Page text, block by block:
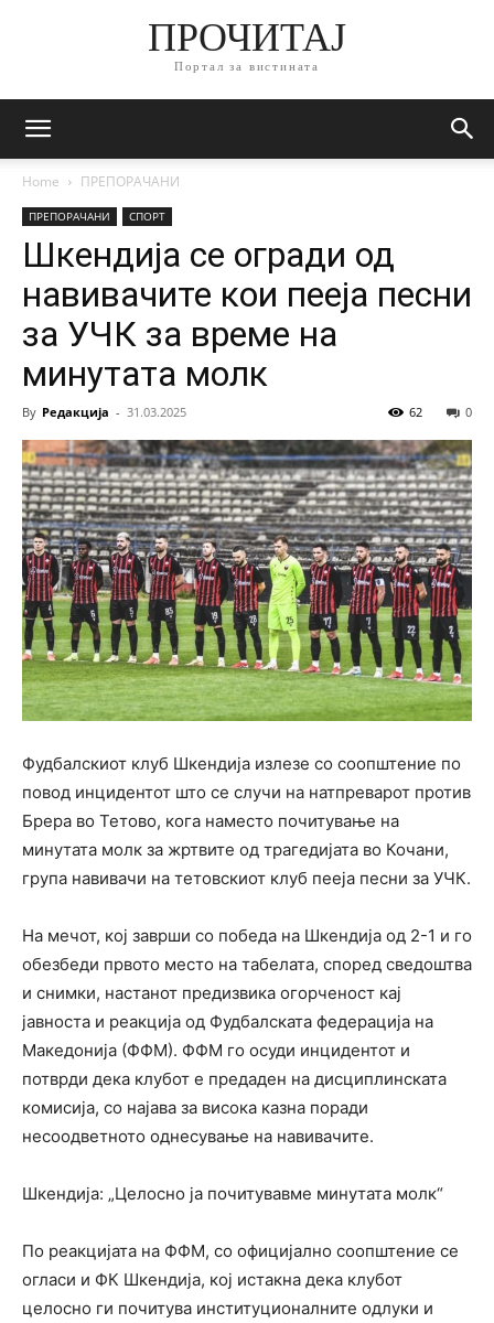
ПРОЧИТАЈ
Портал за вистината
Home ПРЕПОРАЧАНИ
ПРЕПОРАЧАНИ СПОРТ
Шкендија се огради од
навивачите кои пееја песни
за УЧК за време на
минутата молк
By Редакција - 31.03.2025 0
62
Фудбалскиот клуб Шкендија излезе со соопштение по
повод инцидентот што се случи на натпреварот против
Брера во Тетово, кога наместо почитување на
минутата молк за жртвите од трагедијата во Кочани,
група навивачи на тетовскиот клуб пееја песни за УЧК.
На мечот, кој заврши со победа на Шкендија од 2-1 и го
обезбеди првото место на табелата, според сведоштва
и снимки, настанот предизвика огорченост кај
јавноста и реакција од Фудбалската федерација на
Македонија (ФФМ). ФФМ го осуди инцидентот и
потврди дека клубот е предаден на дисциплинската
комисија, со најава за висока казна поради
несоодветното однесување на навивачите.
Шкендија: „Целосно ја почитувавме минутата молк“
По реакцијата на ФФМ, со официјално соопштение се
огласи и ФК Шкендија, кој истакна дека клубот
целосно ги почитува институционалните одлуки и